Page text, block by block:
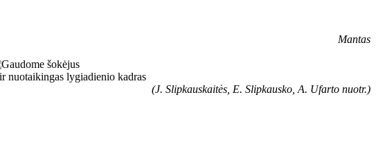
Mantas
(J. Slipkauskaitės, E. Slipkausko, A. Ufarto nuotr.)